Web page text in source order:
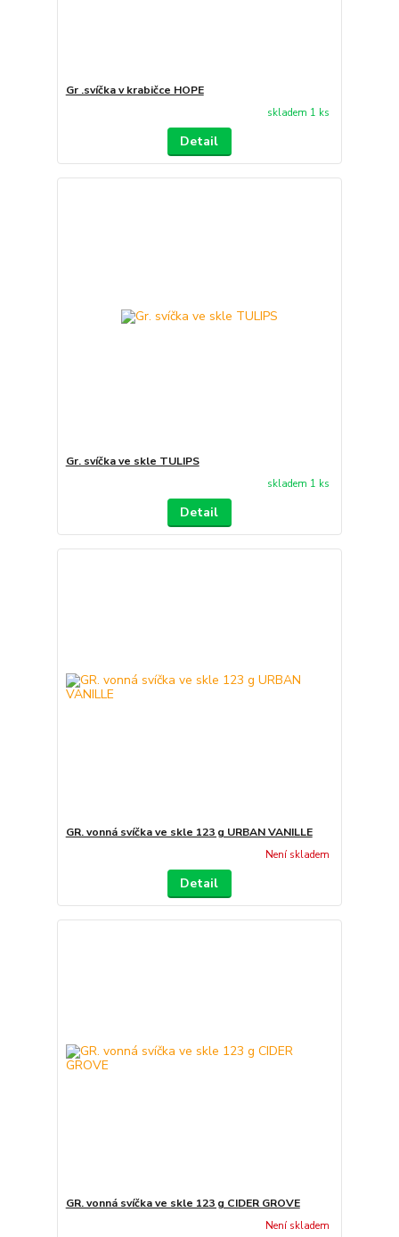
Gr .svíčka v krabičce HOPE
skladem 1 ks
Detail
Gr. svíčka ve skle TULIPS
skladem 1 ks
Detail
GR. vonná svíčka ve skle 123 g URBAN VANILLE
Není skladem
Detail
GR. vonná svíčka ve skle 123 g CIDER GROVE
Není skladem